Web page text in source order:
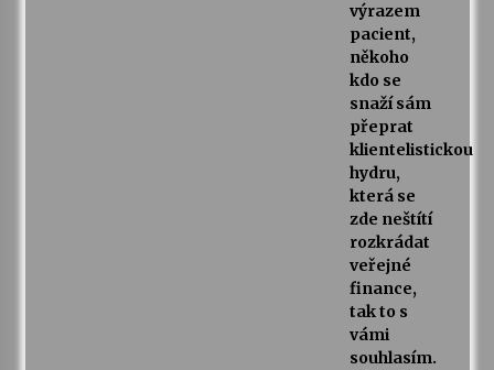
výrazem
pacient,
někoho
kdo se
snaží sám
přeprat
klientelistickou
hydru,
která se
zde neštítí
rozkrádat
veřejné
finance,
tak to s
vámi
souhlasím.